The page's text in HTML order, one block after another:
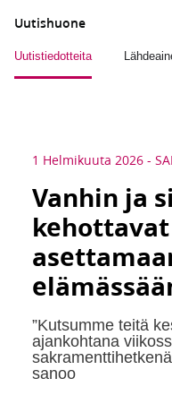
Uutishuone
Uutistiedotteita
1 Helmikuuta 2026 -
Vanhin ja
”Kutsumme teitä
ajankohtana
sanoo